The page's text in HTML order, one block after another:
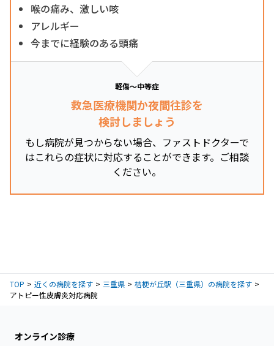
喉の痛み、激しい咳
アレルギー
今までに経験のある頭痛
軽傷～中等症
救急医療機関か夜間往診を
検討しましょう
もし病院が見つからない場合、ファストドクターで
はこれらの症状に対応することができます。ご相談
ください。
TOP 近くの病院を探す 三重県
桔梗が丘駅（三重県）の病院を探す
アトピー性皮膚炎対応病院
オンライン診療